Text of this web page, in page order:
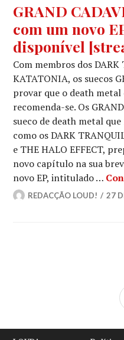
GRAND
com um novo
disponível
Com membros dos
KATATONIA, os suecos
provar que o death
recomenda-se. Os
sueco de death metal
como os DARK
e THE HALO EFFECT,
novo capítulo na sua
novo EP, intitulado …
REDACÇÃO LOUD! 27